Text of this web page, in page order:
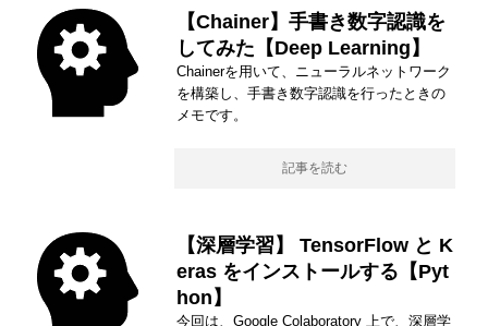
【Chainer】手書き数字認識を
してみた【Deep Learning】
Chainerを用いて、ニューラルネットワーク
を構築し、手書き数字認識を行ったときの
メモです。
記事を読む
【深層学習】 TensorFlow と K
eras をインストールする【Pyt
hon】
今回は、Google Colaboratory 上で、深層学